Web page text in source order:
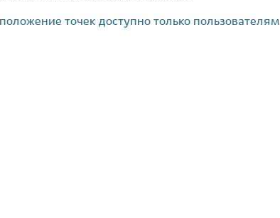
точек доступно только пользователям